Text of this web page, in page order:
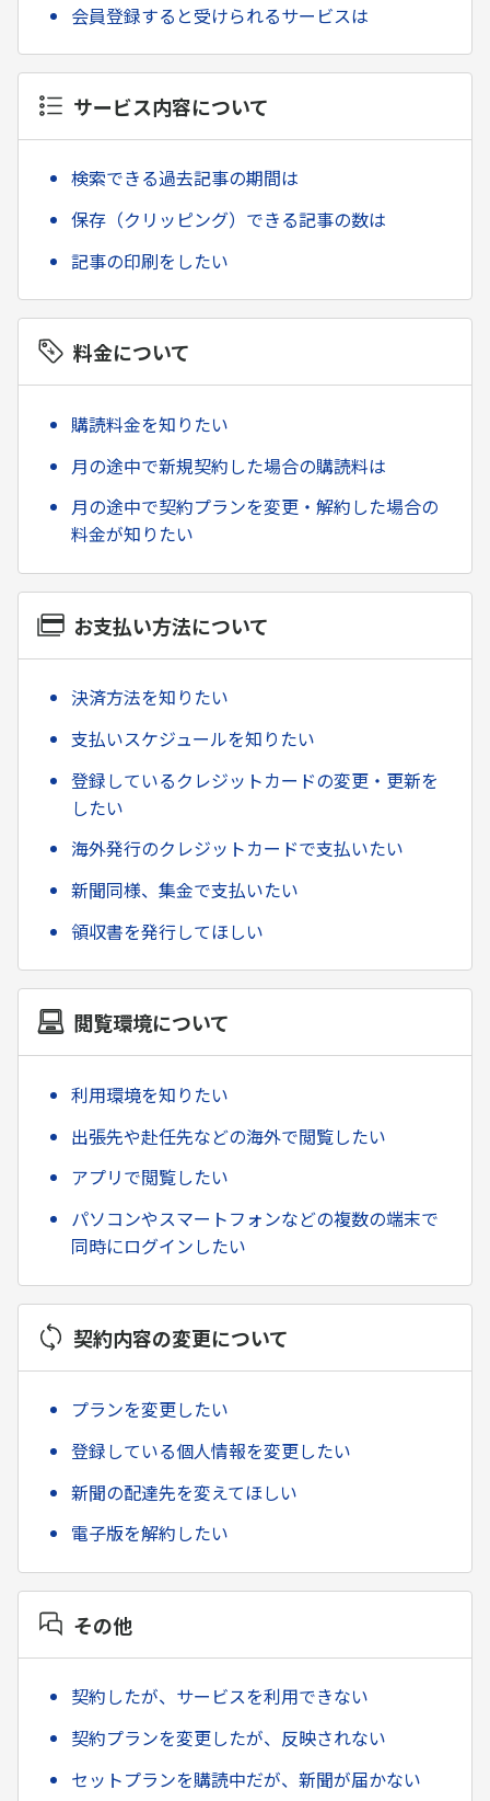
会員登録すると受けられるサービスは
サービス内容について
検索できる過去記事の期間は
保存（クリッピング）できる記事の数は
記事の印刷をしたい
料金について
購読料金を知りたい
月の途中で新規契約した場合の購読料は
月の途中で契約プランを変更・解約した場合の
料金が知りたい
お支払い方法について
決済方法を知りたい
支払いスケジュールを知りたい
登録しているクレジットカードの変更・更新を
したい
海外発行のクレジットカードで支払いたい
新聞同様、集金で支払いたい
領収書を発行してほしい
閲覧環境について
利用環境を知りたい
出張先や赴任先などの海外で閲覧したい
アプリで閲覧したい
パソコンやスマートフォンなどの複数の端末で
同時にログインしたい
契約内容の変更について
プランを変更したい
登録している個人情報を変更したい
新聞の配達先を変えてほしい
電子版を解約したい
その他
契約したが、サービスを利用できない
契約プランを変更したが、反映されない
セットプランを購読中だが、新聞が届かない